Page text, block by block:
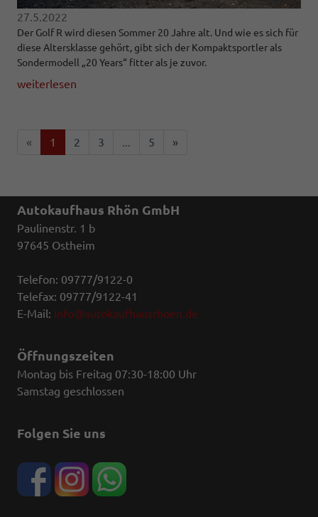
27.5.2022
Der Golf R wird diesen Sommer 20 Jahre alt. Und wie es sich für
diese Altersklasse gehört, gibt sich der Kompaktsportler als
Sondermodell „20 Years“ fitter als je zuvor.
weiterlesen
« 1 2 3 ... 5 »
Autokaufhaus Rhön GmbH
Paulinenstr. 1 b
97645 Ostheim
Telefon: 09777/9122-0
Telefax: 09777/9122-41
E-Mail: info@autokaufhausrhoen.de
Öffnungszeiten
Montag bis Freitag 07:30-18:00 Uhr
Samstag geschlossen
Folgen Sie uns